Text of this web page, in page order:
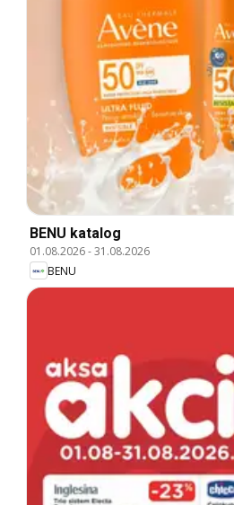
BENU katalog
01.08.2026-31.08.2026
BENU